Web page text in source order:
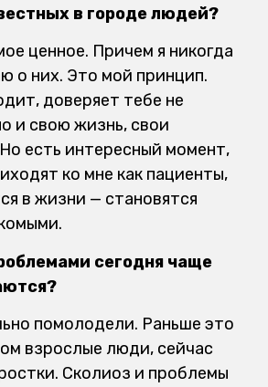
в городе людей?
ценное. Причем я никогда
о них. Это мой принцип.
доверяет тебе не
и свою жизнь, свои
есть интересный момент,
ко мне как пациенты,
в жизни — становятся
сегодня чаще
помолодели. Раньше это
взрослые люди, сейчас
Сколиоз и проблемы